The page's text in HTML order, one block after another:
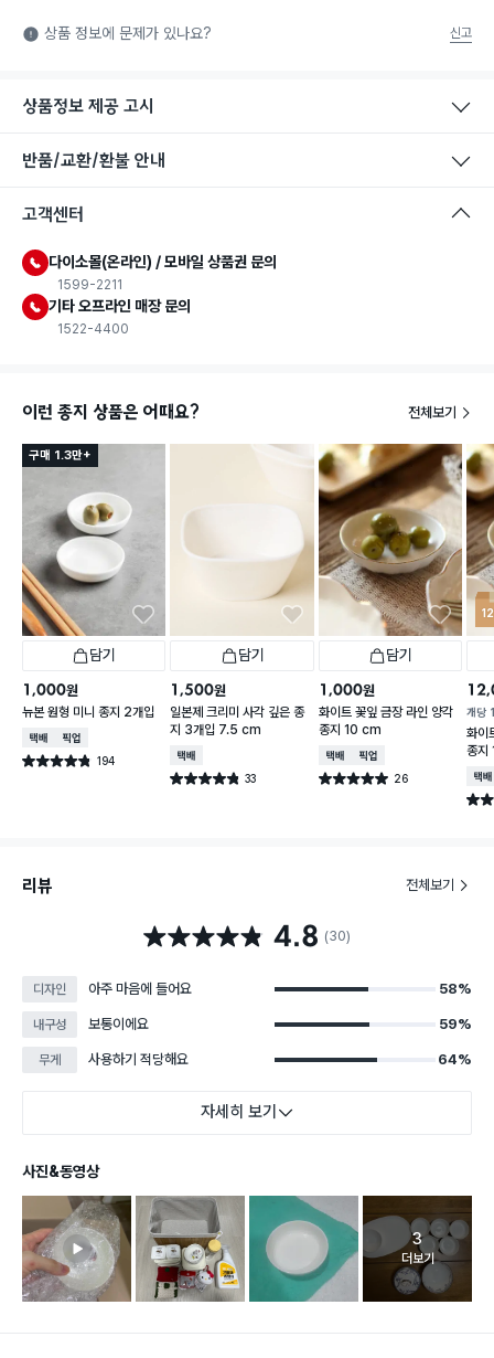
식품용 기구: 식품위생법에서 정한 규격에 따라 제조되어 식품 또
는 식품첨가물에 사용할 수 있는 식품용기구라는 표시입니다.
상품 정보에 문제가 있나요? 신고
상품정보 제공 고시
반품/교환/환불 안내
고객센터
다이소몰(온라인) / 모바일 상품권 문의
1599-2211
기타 오프라인 매장 문의
1522-4400
이런 종지 상품은 어때요? 전체보기
구매 1.3만+
담기
1,000원
뉴본 원형 미니 종지 2개입
택배배송매장픽업
별점 4.8점 194
건 작성
담기
1,500원
일본제 크리미 사각 깊은 종
지 3개입 7.5 cm
택배배송
별점 4.8점 33
건 작성
담기
1,000원
화이트 꽃잎 금장 라인 양각
종지 10 cm
택배배송매장픽업
별점 5.0점 26
건 작성
개당
화이
종
택배
별점
리뷰 전체보기
별점 4.8점 4.8 (30)
디자인 아주 마음에 들어요 58%
내구성 보통이에요 59%
무게 사용하기 적당해요 64%
자세히 보기
사진&동영상
고객 리뷰
3
더보기